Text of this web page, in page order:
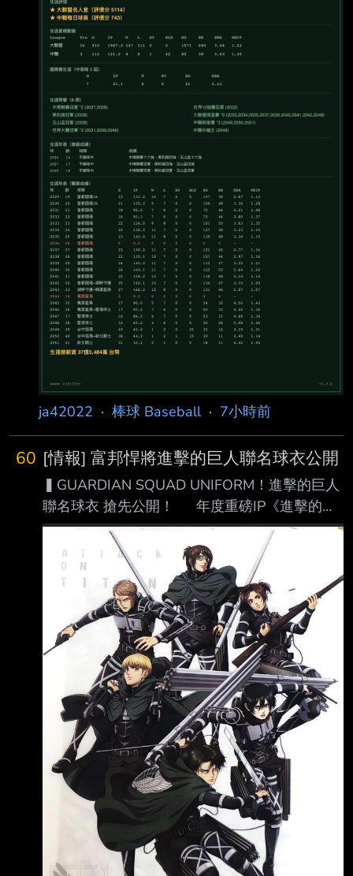
克，那個連我這個作者都養不出來 總之我很想要
把一些台灣棒球的浪漫(例如狂打國際賽) 那些很
屬於台灣棒球的東西表現出來 也希望每個養成都
有玩家的選擇當作節點 同一個種子會有不同的想
法 最後表現出各式各樣的養成結果是我的終極目
標 我是OOTP、跟實況
ja42022 · 棒球 Baseball· 7小時前
60 [情報] 富邦悍將進擊的巨人聯名球衣公開
▍GUARDIAN SQUAD UNIFORM！進擊的巨人
聯名球衣 搶先公開！ 年度重磅IP《進擊的巨
人》系列正式登場！ 搶先曝光聯名球衣、棒球
帽 這次邀請悍將隊長#范國宸 和兇猛的悍將戰神
#張育成 率先批上悍將分隊的「調查兵團」戰
袍！ 悍將首度穿上調查兵團的俐落戰服 將金
屬盔甲、皮帶融入球衣細節中 棒球帽更放上經
典的自由之翼標誌 調查兵團的戰鬥英姿完整帥
氣呈現 期待已久的悍將家人們及進巨迷 披上
屬於我們的戰袍，一起並肩作戰！ 獻出你們的
心臟吧！ 商品資訊 進擊的巨人聯名球迷版球
衣｜$25